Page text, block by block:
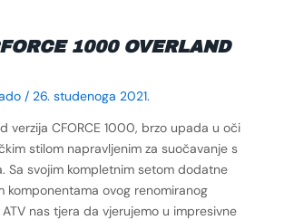
1000 OVERLAND
/ 26. studenoga 2021.
verzija CFORCE 1000, brzo upada u oči
stilom napravljenim za suočavanje s
Sa svojim kompletnim setom dodatne
komponentama ovog renomiranog
nas tjera da vjerujemo u impresivne